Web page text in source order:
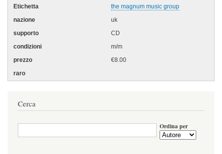
the magnum music group
uk
CD
m/m
€8.00
Cerca
Ordina per